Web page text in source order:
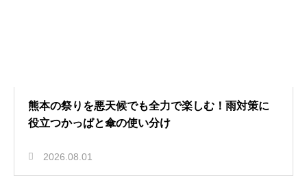
熊本の祭りを悪天候でも全力で楽しむ！雨対策に
役立つかっぱと傘の使い分け
2026.08.01